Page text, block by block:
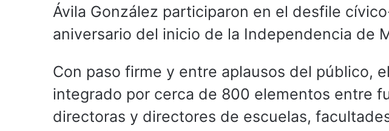
Ávila González participaron en el desfile
aniversario del inicio de la Independencia de
Con paso firme y entre aplausos del público,
integrado por cerca de 800 elementos entre
directoras y directores de escuelas,